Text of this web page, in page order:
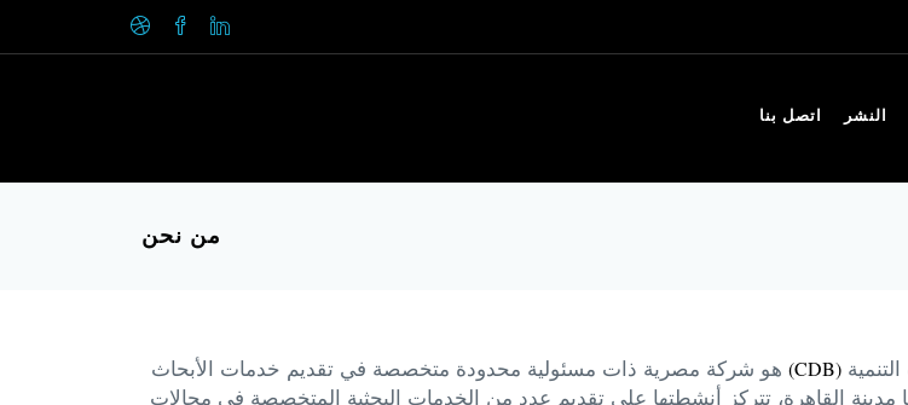
النشر اتصل بنا
من نحن
(CDB)
هو شركة مصرية ذات مسئولية محدودة متخصصة في تقديم خدمات الأبحاث
مدينة القاهرة، تتركز أنشطتها على تقديم عدد من الخدمات البحثية المتخصصة فى مجالات